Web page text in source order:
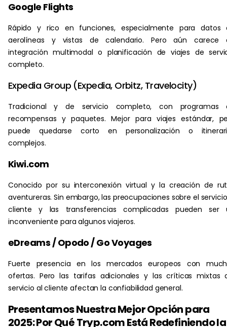
Google Flights
Rápido y rico en funciones, especialmente para datos
aerolíneas y vistas de calendario. Pero aún carece
integración multimodal o planificación de viajes de
completo.
Expedia Group (Expedia, Orbitz, Travelocity)
Tradicional y de servicio completo, con programas
recompensas y paquetes. Mejor para viajes estándar,
puede quedarse corto en personalización o
complejos.
Kiwi.com
Conocido por su interconexión virtual y la creación de
aventureras. Sin embargo, las preocupaciones sobre el
cliente y las transferencias complicadas pueden ser
inconveniente para algunos viajeros.
eDreams / Opodo / Go Voyages
Fuerte presencia en los mercados europeos con
ofertas. Pero las tarifas adicionales y las críticas mixtas
servicio al cliente afectan la confiabilidad general.
Presentamos Nuestra Mejor Opción para
2025: Por Qué Tryp.com Está Redefiniendo la